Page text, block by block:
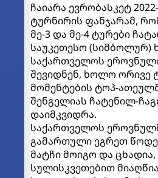
ჩაიარა ევრობასკეტ
ტურნირის ფანჯარამ,
მე-3 და მე-4 ტურები
საუკეთესო (სიმბოლურ)
საქართველოს
შევიდნენ, ხოლო ორივე
მომენტების ტოპ-
შენგელიას ჩატენილ-
დაიმკვიდრა.
საქართველოს
გამართული ეგრეთ
მატჩი მოიგო და
სულისკვეთებით